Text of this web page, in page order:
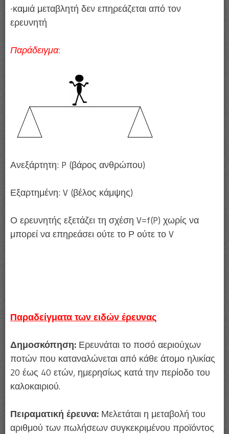
-καμιά μεταβλητή δεν επηρεάζεται από τον
ερευνητή
Παράδειγμα:
Ανεξάρτητη: P (βάρος ανθρώπου)
Εξαρτημένη: V (βέλος κάμψης)
Ο ερευνητής εξετάζει τη σχέση V=f(P) χωρίς να
μπορεί να επηρεάσει ούτε το Ρ ούτε το V
Παραδείγματα των ειδών έρευνας
Δημοσκόπηση: Ερευνάται το ποσό αεριούχων
ποτών που καταναλώνεται από κάθε άτομο ηλικίας
20 έως 40 ετών, ημερησίως κατά την περίοδο του
καλοκαιριού.
Πειραματική έρευνα: Μελετάται η μεταβολή του
αριθμού των πωλήσεων συγκεκριμένου προϊόντος